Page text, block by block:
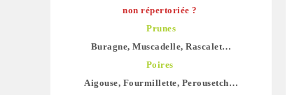
non répertoriée ?
Prunes
Buragne, Muscadelle, Rascalet…
Poires
Aigouse, Fourmillette, Perousetch…